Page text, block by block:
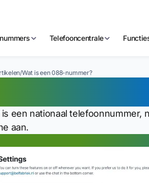
Telefooncentrale
/Wat is een 088-nummer?
een nationaal telefoonnummer,
aan.